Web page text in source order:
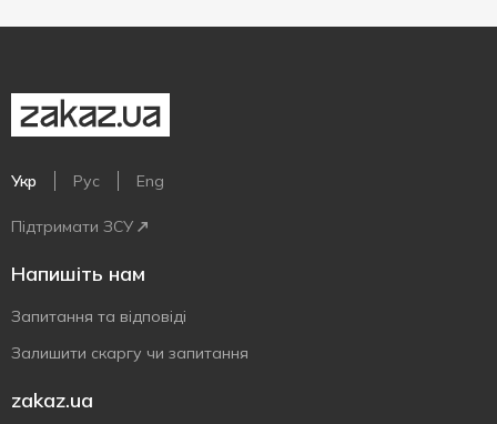
Укр Рус Eng
Підтримати ЗСУ
Напишіть нам
Запитання та відповіді
Залишити скаргу чи запитання
zakaz.ua